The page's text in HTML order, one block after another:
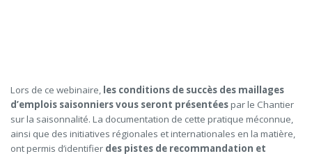
Lors de ce webinaire, les conditions de succès des maillages
d’emplois saisonniers vous seront présentéespar le Chantier
sur la saisonnalité. La documentation de cette pratique méconnue,
ainsi que des initiatives régionales et internationales en la matière,
ont permis d’identifier des pistes de recommandation et